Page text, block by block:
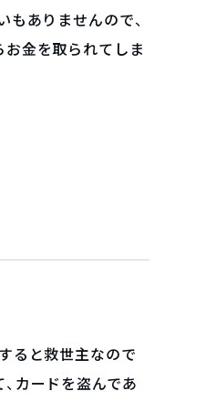
ありませんので、
金を取られてしま
ると救世主なので
カードを盗んであ